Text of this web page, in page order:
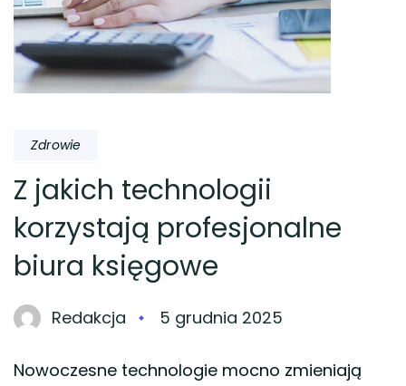
Zdrowie
Z jakich technologii
korzystają profesjonalne
biura księgowe
Redakcja 5 grudnia 2025
Nowoczesne technologie mocno zmieniają